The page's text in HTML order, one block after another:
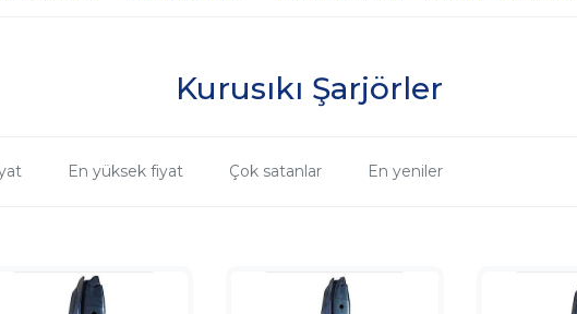
Kurusıkı Şarjörler
En yüksek fiyat Çok satanlar En yeniler